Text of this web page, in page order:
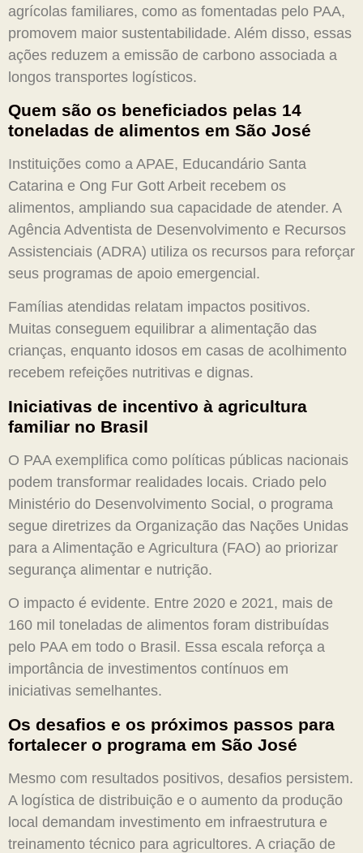
agrícolas familiares, como as fomentadas pelo PAA,
promovem maior sustentabilidade. Além disso, essas
ações reduzem a emissão de carbono associada a
longos transportes logísticos.
Quem são os beneficiados pelas 14
toneladas de alimentos em São José
Instituições como a APAE, Educandário Santa
Catarina e Ong Fur Gott Arbeit recebem os
alimentos, ampliando sua capacidade de atender. A
Agência Adventista de Desenvolvimento e Recursos
Assistenciais (ADRA) utiliza os recursos para reforçar
seus programas de apoio emergencial.
Famílias atendidas relatam impactos positivos.
Muitas conseguem equilibrar a alimentação das
crianças, enquanto idosos em casas de acolhimento
recebem refeições nutritivas e dignas.
Iniciativas de incentivo à agricultura
familiar no Brasil
O PAA exemplifica como políticas públicas nacionais
podem transformar realidades locais. Criado pelo
Ministério do Desenvolvimento Social, o programa
segue diretrizes da Organização das Nações Unidas
para a Alimentação e Agricultura (FAO) ao priorizar
segurança alimentar e nutrição.
O impacto é evidente. Entre 2020 e 2021, mais de
160 mil toneladas de alimentos foram distribuídas
pelo PAA em todo o Brasil. Essa escala reforça a
importância de investimentos contínuos em
iniciativas semelhantes.
Os desafios e os próximos passos para
fortalecer o programa em São José
Mesmo com resultados positivos, desafios persistem.
A logística de distribuição e o aumento da produção
local demandam investimento em infraestrutura e
treinamento técnico para agricultores. A criação de